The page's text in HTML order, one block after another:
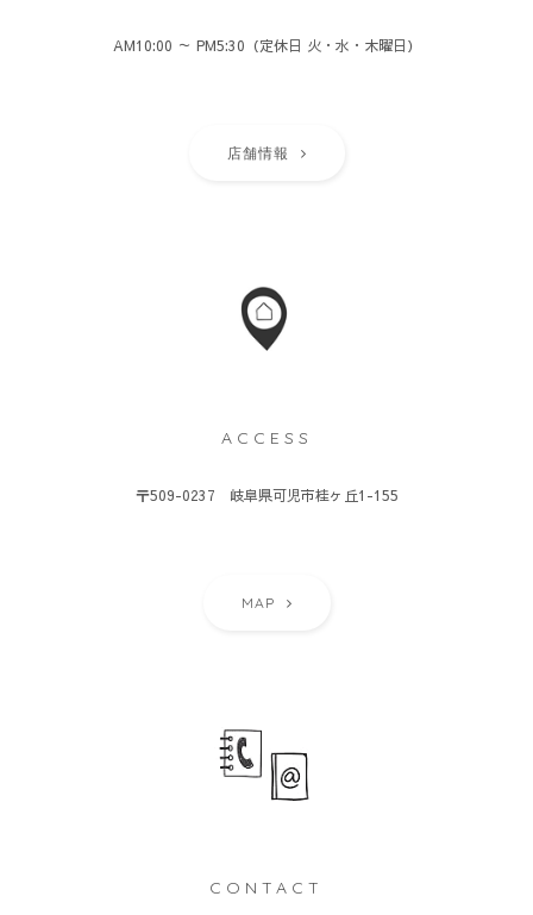
AM10:00 ～ PM5:30（定休日 火・水・木曜日）
店舗情報
ACCESS
〒509-0237 岐阜県可児市桂ヶ丘1-155
MAP
CONTACT